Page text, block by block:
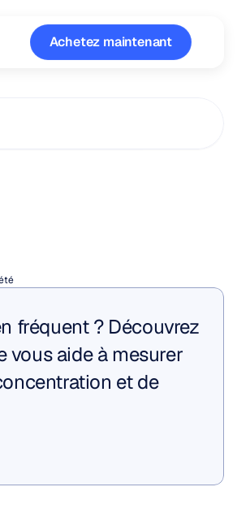
Achetez maintenant
fréquent ? Découvrez
aide à mesurer
et de